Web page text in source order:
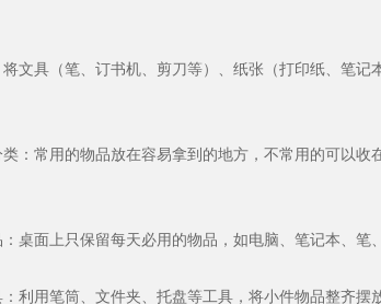
文具（笔、订书机、剪刀等）、纸张（打印纸、笔
：常用的物品放在容易拿到的地方，不常用的可以收
桌面上只保留每天必用的物品，如电脑、笔记本、笔
利用笔筒、文件夹、托盘等工具，将小件物品整齐摆